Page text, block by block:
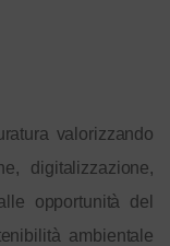
valorizzando
digitalizzazione,
opportunità del
ambientale